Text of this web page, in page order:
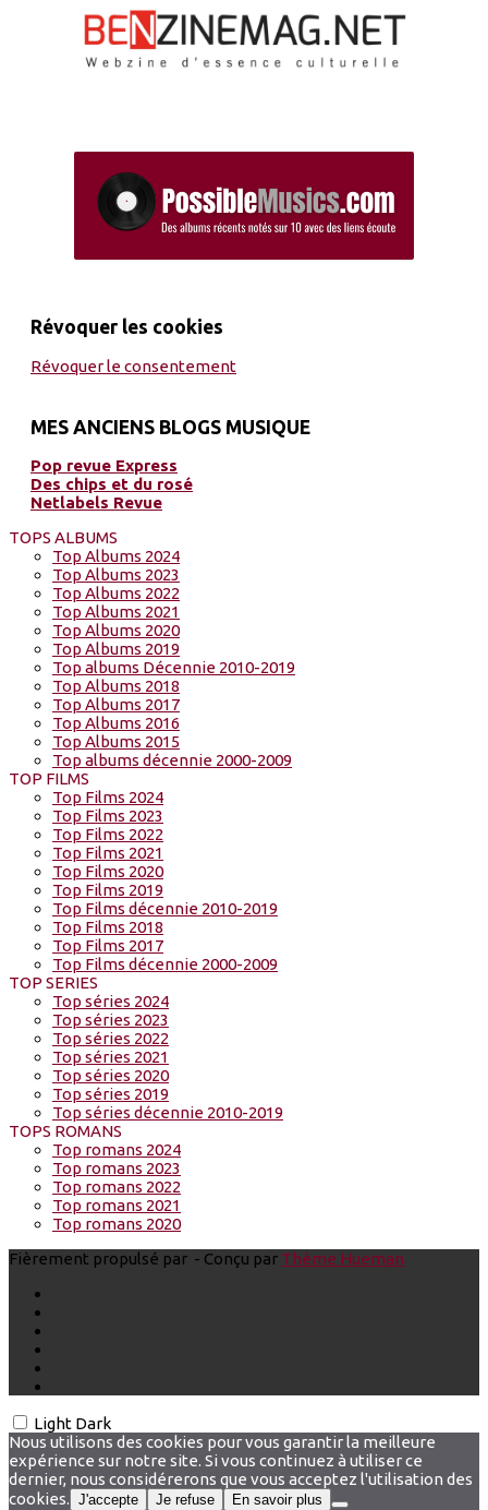
Révoquer les cookies
Révoquer le consentement
MES ANCIENS BLOGS MUSIQUE
Pop revue Express
Des chips et du rosé
Netlabels Revue
TOPS ALBUMS
Top Albums 2024
Top Albums 2023
Top Albums 2022
Top Albums 2021
Top Albums 2020
Top Albums 2019
Top albums Décennie 2010-2019
Top Albums 2018
Top Albums 2017
Top Albums 2016
Top Albums 2015
Top albums décennie 2000-2009
TOP FILMS
Top Films 2024
Top Films 2023
Top Films 2022
Top Films 2021
Top Films 2020
Top Films 2019
Top Films décennie 2010-2019
Top Films 2018
Top Films 2017
Top Films décennie 2000-2009
TOP SERIES
Top séries 2024
Top séries 2023
Top séries 2022
Top séries 2021
Top séries 2020
Top séries 2019
Top séries décennie 2010-2019
TOPS ROMANS
Top romans 2024
Top romans 2023
Top romans 2022
Top romans 2021
Top romans 2020
Fièrement propulsé par - Conçu par Thème Hueman
Light Dark
Nous utilisons des cookies pour vous garantir la meilleure
expérience sur notre site. Si vous continuez à utiliser ce
dernier, nous considérerons que vous acceptez l'utilisation des
cookies. J'accepte Je refuse En savoir plus